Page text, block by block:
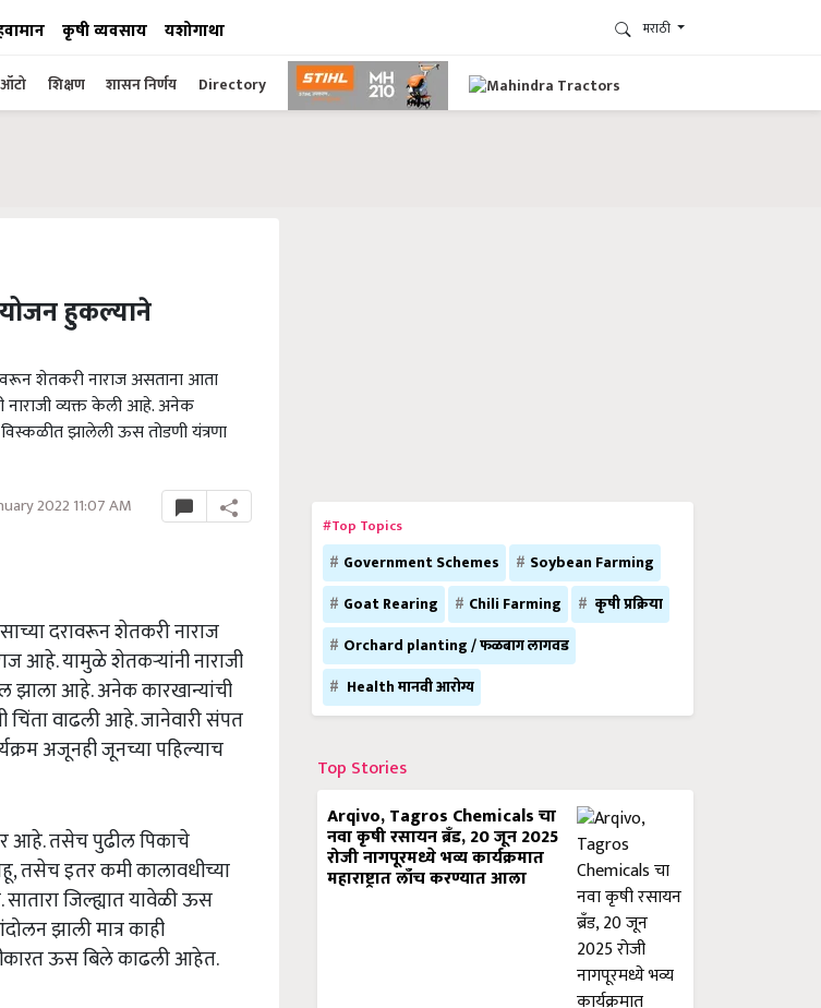
कृषी व्यवसाय यशोगाथा मराठी
ऑटो शिक्षण शासन निर्णय Directory
हुकल्याने
शेतकरी नाराज असताना आता
नाराजी व्यक्त केली आहे. अनेक
झालेली ऊस तोडणी यंत्रणा
2022 11:07 AM
दरावरून शेतकरी नाराज
आहे. यामुळे शेतकऱ्यांनी नाराजी
आहे. अनेक कारखान्यांची
वाढली आहे. जानेवारी संपत
अजूनही जूनच्या पहिल्याच
आहे. तसेच पुढील पिकाचे
तसेच इतर कमी कालावधीच्या
जिल्ह्यात यावेळी ऊस
झाली मात्र काही
ऊस बिले काढली आहेत.
#Top Topics
Government Schemes
Soybean Farming
Goat Rearing
Chili Farming
कृषी प्रक्रिया
Orchard planting / फळबाग लागवड
Health मानवी आरोग्य
Top Stories
Arqivo, Tagros Chemicals चा
नवा कृषी रसायन ब्रँड, 20 जून 2025
रोजी नागपूरमध्ये भव्य कार्यक्रमात
महाराष्ट्रात लाँच करण्यात आला